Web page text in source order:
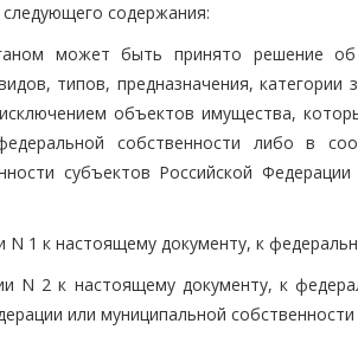
содержания:
может быть принято решение об
типов, предназначения,
объектов имущества,
собственности либо в
субъектов Российской
N 1 к настоящему документу, к
N 2 к настоящему документу, к
или муниципальной